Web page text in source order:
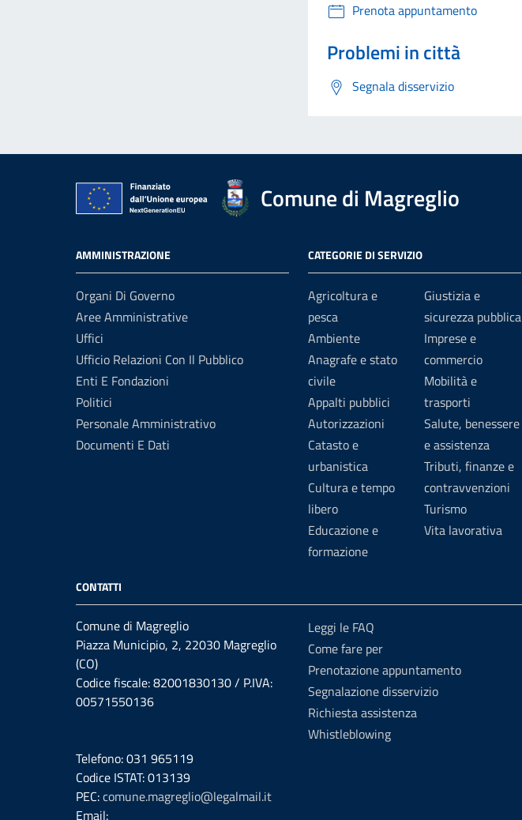
Prenota appuntamento
Problemi in città
Segnala disservizio
Comune di Magreglio
AMMINISTRAZIONE
Organi Di Governo
Aree Amministrative
Uffici
Ufficio Relazioni Con Il Pubblico
Enti E Fondazioni
Politici
Personale Amministrativo
Documenti E Dati
CATEGORIE DI SERVIZIO
Agricoltura e
pesca
Ambiente
Anagrafe e stato
civile
Appalti pubblici
Autorizzazioni
Catasto e
urbanistica
Cultura e tempo
libero
Educazione e
formazione
Giustizia e
sicurezza pubblica
Imprese e
commercio
Mobilità e
trasporti
Salute, benessere
e assistenza
Tributi, finanze e
contravvenzioni
Turismo
Vita lavorativa
CONTATTI
Comune di Magreglio
Piazza Municipio, 2, 22030 Magreglio
(CO)
Codice fiscale: 82001830130 / P.IVA:
00571550136
Telefono: 031 965119
Codice ISTAT: 013139
PEC:comune.magreglio@legalmail.it
Email:
Leggi le FAQ
Come fare per
Prenotazione appuntamento
Segnalazione disservizio
Richiesta assistenza
Whistleblowing